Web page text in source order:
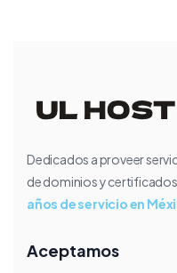
Dedicados a proveer
de dominios y
años de servicio en
Aceptamos